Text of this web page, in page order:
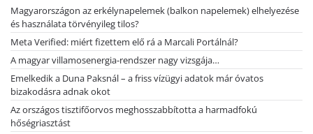
Magyarországon az erkélynapelemek (balkon napelemek) elhelyezése
és használata törvényileg tilos?
Meta Verified: miért fizettem elő rá a Marcali Portálnál?
A magyar villamosenergia-rendszer nagy vizsgája…
Emelkedik a Duna Paksnál – a friss vízügyi adatok már óvatos
bizakodásra adnak okot
Az országos tisztifőorvos meghosszabbította a harmadfokú
hőségriasztást